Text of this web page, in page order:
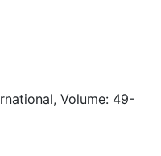
Volume: 49-